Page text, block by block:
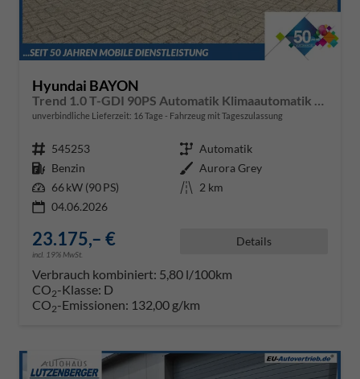
Hyundai BAYON
unverbindliche Lieferzeit: 16 Tage Fahrzeug mit Tageszulassung
Fahrzeugnr. 545253 Getriebe Automatik
Kraftstoff Benzin Außenfarbe Aurora Grey
Leistung 66 kW (90 PS) Kilometerstand 2 km
04.06.2026
23.175,– €
incl. 19% MwSt.
Details
Verbrauch kombiniert: 5,80 l/100km
CO2-Klasse: D
CO2-Emissionen: 132,00 g/km